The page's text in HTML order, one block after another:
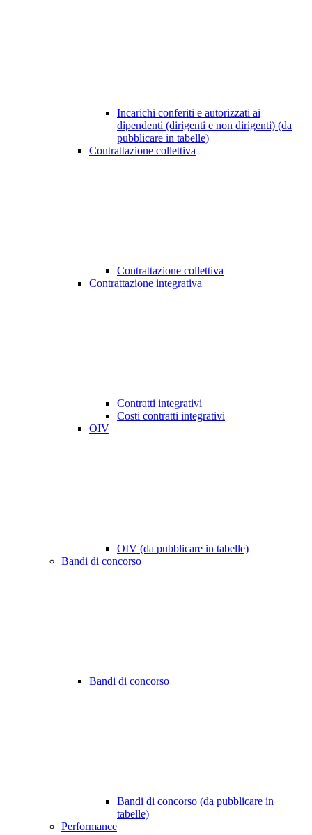
Incarichi conferiti e autorizzati ai
dipendenti (dirigenti e non dirigenti) (da
pubblicare in tabelle)
Contrattazione collettiva
Contrattazione collettiva
Contrattazione integrativa
Contratti integrativi
Costi contratti integrativi
OIV
OIV (da pubblicare in tabelle)
Bandi di concorso
Bandi di concorso
Bandi di concorso (da pubblicare in
tabelle)
Performance